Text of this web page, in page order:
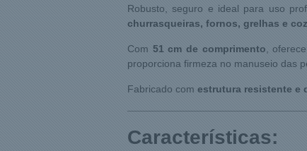
Robusto, seguro e ideal para uso
churrasqueiras, fornos, grelhas e
Com 51 cm de comprimento ,
proporciona firmeza no manuseio das
Fabricado com estrutura resistente e
Características: